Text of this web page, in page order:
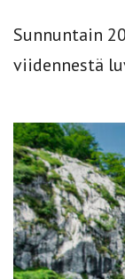
Sunnuntain
viidennestä